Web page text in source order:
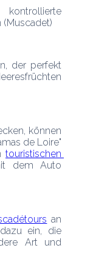
der perfekt
können
de Loire"
touristischen
dem Auto
an
ein, die
Art und